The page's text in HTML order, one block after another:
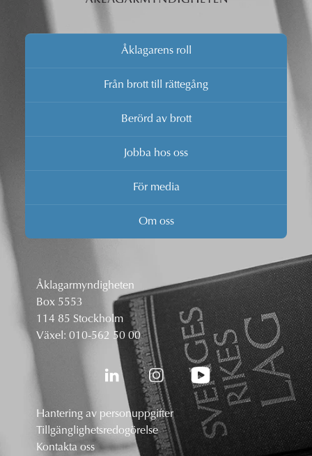
Åklagarens roll
Från brott till rättegång
Berörd av brott
Jobba hos oss
För media
Om oss
Åklagarmyndigheten
Box 5553
114 85 Stockholm
Växel: 010-562 50 00
Hantering av personuppgifter
Tillgänglighetsredogörelse
Kontakta oss